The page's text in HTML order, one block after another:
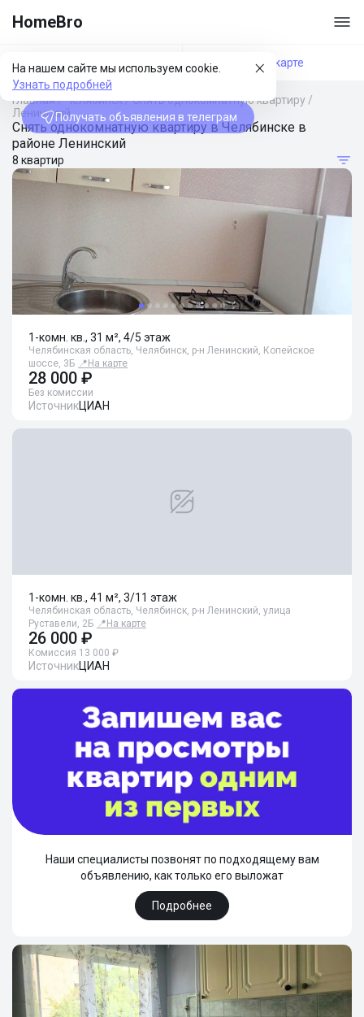
HomeBro
На нашем сайте мы используем cookie.
Узнать подробней
Получать объявления в телеграм
Фильтры На карте
Главная/Челябинск/Снять однокомнатную квартиру /
Ленинский
Снять однокомнатную квартиру в Челябинске в
районе Ленинский
8 квартир
1-комн. кв., 31 м², 4/5 этаж
Челябинская область, Челябинск, р-н Ленинский, Копейское
шоссе, 3Б 📍 На карте
28 000 ₽
Без комиссии
ИсточникЦИАН
1-комн. кв., 41 м², 3/11 этаж
Челябинская область, Челябинск, р-н Ленинский, улица
Руставели, 2Б 📍 На карте
26 000 ₽
Комиссия 13 000 ₽
ИсточникЦИАН
Наши специалисты позвонят по подходящему вам
объявлению, как только его выложат
Подробнее